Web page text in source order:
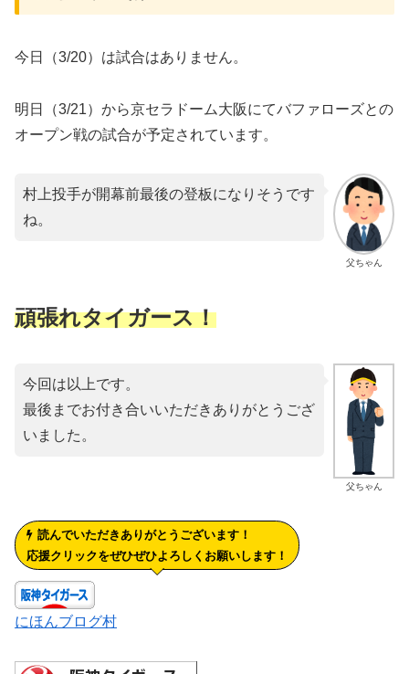
今日（3/20）は試合はありません。
明日（3/21）から京セラドーム大阪にてバファローズとの
オープン戦の試合が予定されています。
父ちゃん
村上投手が開幕前最後の登板になりそうです
ね。
頑張れタイガース！
父ちゃん
今回は以上です。
最後までお付き合いいただきありがとうござ
いました。
読んでいただきありがとうございます！
応援クリックをぜひぜひよろしくお願いします！
にほんブログ村